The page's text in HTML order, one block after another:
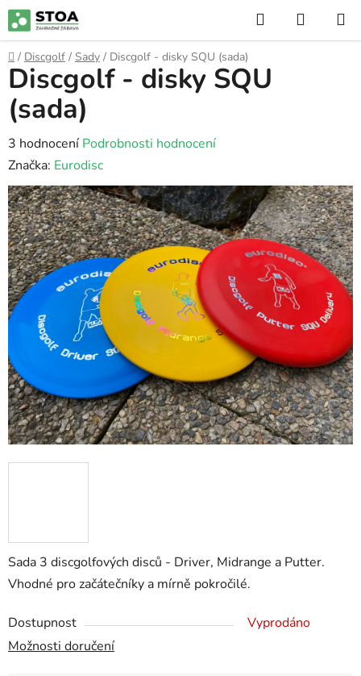
Přejít
na
obsah
Hledat
KOŠÍK
Domů
/ Discgolf / Sady / Discgolf - disky SQU (sada)
Sada 3 discgolfových disců - Driver, Midrange a Putter.
Vhodné pro začátečníky a mírně pokročilé.
Dostupnost
Vyprodáno
Možnosti doručení
Discgolf - disky SQU
(sada)
Průměrné
hodnocení
produktu
je
5,0
z
5
hvězdiček.
3 hodnocení Podrobnosti hodnocení
Značka: Eurodisc